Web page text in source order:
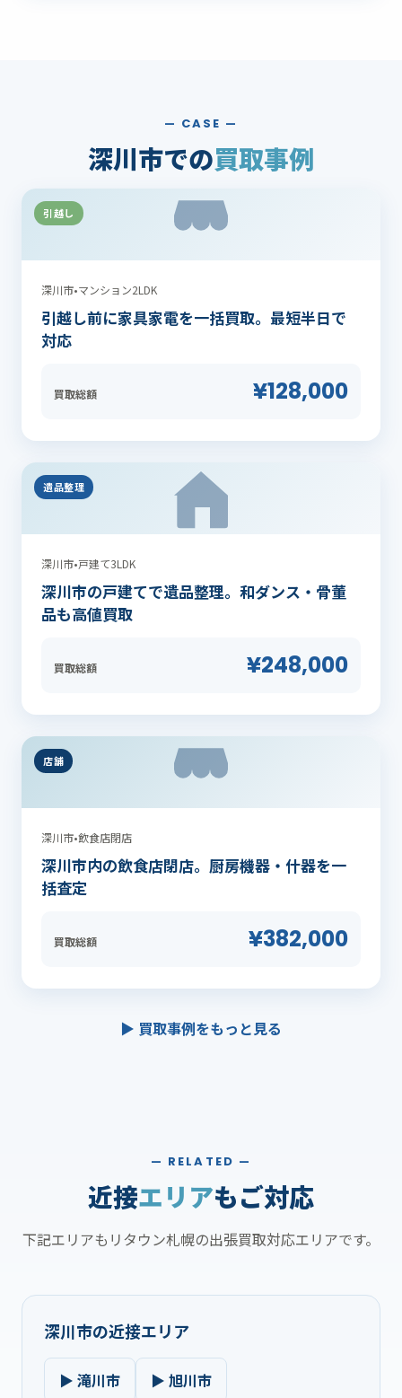
— CASE —
深川市での買取事例
引越し
深川市•マンション2LDK
引越し前に家具家電を一括買取。最短半日で
対応
買取総額 ¥128,000
遺品整理
深川市•戸建て3LDK
深川市の戸建てで遺品整理。和ダンス・骨董
品も高値買取
買取総額 ¥248,000
店舗
深川市•飲食店閉店
深川市内の飲食店閉店。厨房機器・什器を一
括査定
買取総額 ¥382,000
▶ 買取事例をもっと見る
— RELATED —
近接エリアもご対応
下記エリアもリタウン札幌の出張買取対応エリアです。
深川市の近接エリア
▶ 滝川市 ▶ 旭川市